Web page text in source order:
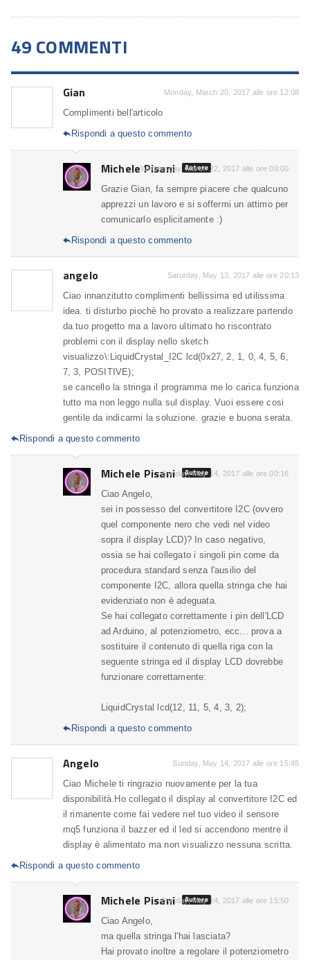
49 COMMENTI
Gian Monday, March 20, 2017 alle ore 12:08
Complimenti bell'articolo
Rispondi a questo commento
Michele Pisani Autore
Wednesday, March 22, 2017 alle ore 00:00
Grazie Gian, fa sempre piacere che qualcuno
apprezzi un lavoro e si soffermi un attimo per
comunicarlo esplicitamente :)
Rispondi a questo commento
angelo Saturday, May 13, 2017 alle ore 20:13
Ciao innanzitutto complimenti bellissima ed utilissima
idea. ti disturbo piochè ho provato a realizzare partendo
da tuo progetto ma a lavoro ultimato ho riscontrato
problemi con il display nello sketch
visualizzo\:LiquidCrystal_I2C lcd(0x27, 2, 1, 0, 4, 5, 6,
7, 3, POSITIVE);
se cancello la stringa il programma me lo carica funziona
tutto ma non leggo nulla sul display. Vuoi essere cosi
gentile da indicarmi la soluzione. grazie e buona serata.
Rispondi a questo commento
Michele Pisani Autore
Sunday, May 14, 2017 alle ore 00:16
Ciao Angelo,
sei in possesso del convertitore I2C (ovvero
quel componente nero che vedi nel video
sopra il display LCD)? In caso negativo,
ossia se hai collegato i singoli pin come da
procedura standard senza l'ausilio del
componente I2C, allora quella stringa che hai
evidenziato non è adeguata.
Se hai collegato correttamente i pin dell'LCD
ad Arduino, al potenziometro, ecc... prova a
sostituire il contenuto di quella riga con la
seguente stringa ed il display LCD dovrebbe
funzionare correttamente:
LiquidCrystal lcd(12, 11, 5, 4, 3, 2);
Rispondi a questo commento
Angelo Sunday, May 14, 2017 alle ore 15:45
Ciao Michele ti ringrazio nuovamente per la tua
disponibilità.Ho collegato il display al convertitore I2C ed
il rimanente come fai vedere nel tuo video il sensore
mq5 funziona il bazzer ed il led si accendono mentre il
display è alimentato ma non visualizzo nessuna scritta.
Rispondi a questo commento
Michele Pisani Autore
Sunday, May 14, 2017 alle ore 15:50
Ciao Angelo,
ma quella stringa l'hai lasciata?
Hai provato inoltre a regolare il potenziometro